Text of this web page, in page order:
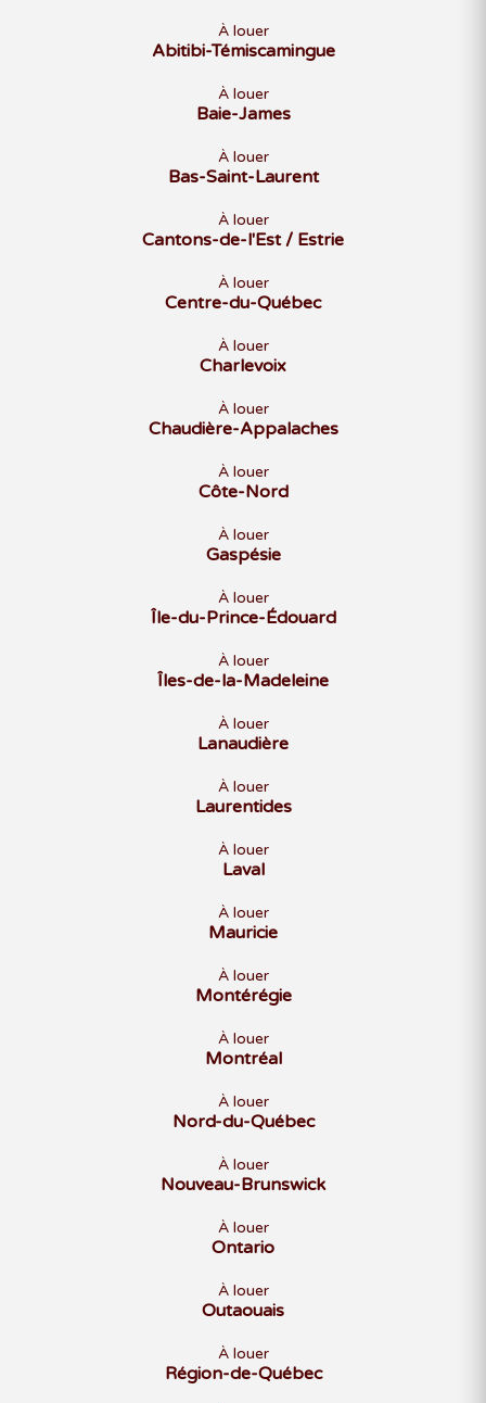
À louer
Abitibi-Témiscamingue
À louer
Baie-James
À louer
Bas-Saint-Laurent
À louer
Cantons-de-l'Est / Estrie
À louer
Centre-du-Québec
À louer
Charlevoix
À louer
Chaudière-Appalaches
À louer
Côte-Nord
À louer
Gaspésie
À louer
Île-du-Prince-Édouard
À louer
Îles-de-la-Madeleine
À louer
Lanaudière
À louer
Laurentides
À louer
Laval
À louer
Mauricie
À louer
Montérégie
À louer
Montréal
À louer
Nord-du-Québec
À louer
Nouveau-Brunswick
À louer
Ontario
À louer
Outaouais
À louer
Région-de-Québec